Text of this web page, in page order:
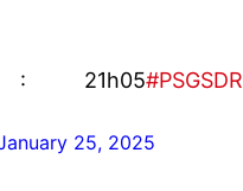
21h05#PSGSDR
25, 2025